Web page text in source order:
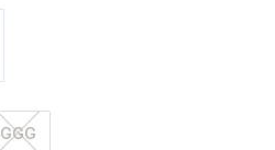
GGG